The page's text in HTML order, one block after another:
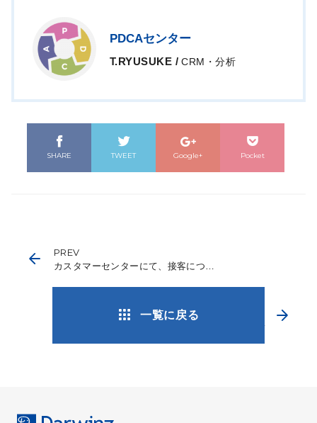
PDCAセンター
T.RYUSUKE /CRM・分析
SHARE TWEET Google+ Pocket
PREV
NEXT 一覧に戻る